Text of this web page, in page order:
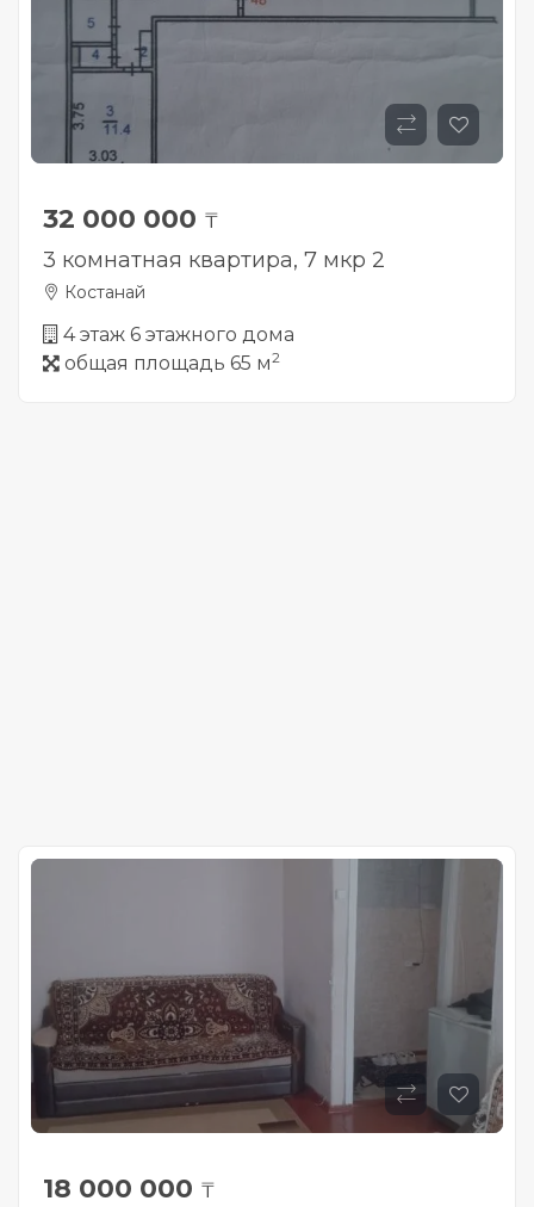
32 000 000 ₸
3 комнатная квартира, 7 мкр 2
Костанай
4 этаж 6 этажного дома
общая площадь 65 м2
18 000 000 ₸